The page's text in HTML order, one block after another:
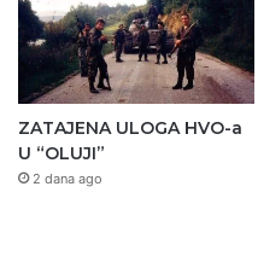
ZATAJENA ULOGA HVO-a
U “OLUJI”
2 dana ago